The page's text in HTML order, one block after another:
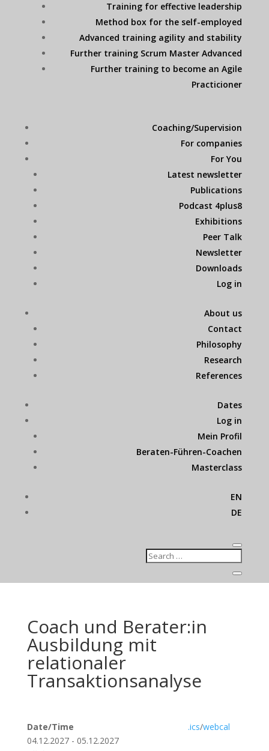
Training for effective leadership
Method box for the self-employed
Advanced training agility and stability
Further training Scrum Master Advanced
Further training to become an Agile
Practicioner
Coaching/Supervision
For companies
For You
Latest newsletter
Publications
Podcast 4plus8
Exhibitions
Peer Talk
Newsletter
Downloads
Log in
About us
Contact
Philosophy
Research
References
Dates
Log in
Mein Profil
Beraten-Führen-Coachen
Masterclass
EN
DE
Coach und Berater:in
Ausbildung mit
relationaler
Transaktionsanalyse
.ics/webcal
Date/Time
04.12.2027 - 05.12.2027